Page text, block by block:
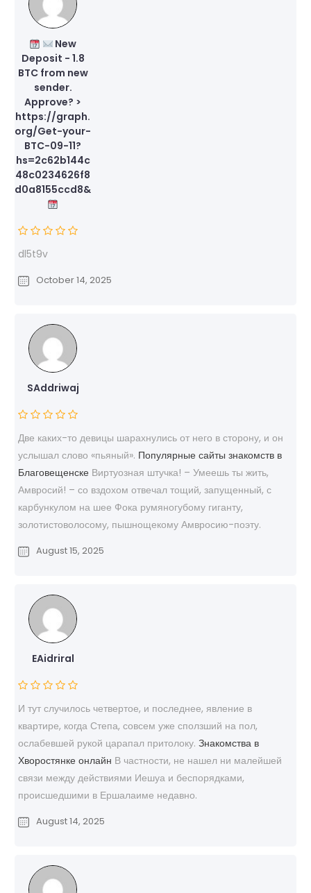
New
Deposit - 1.8
BTC from new
sender.
Approve? >
https://graph.
org/Get-your-
BTC-09-11?
hs=2c62b144c
48c0234626f8
d0a8155ccd8&
dl5t9v
October 14, 2025
SAddriwaj
Две каких-то девицы шарахнулись от него в сторону, и он
услышал слово «пьяный». Популярные сайты знакомств в
Благовещенске Виртуозная штучка! – Умеешь ты жить,
Амвросий! – со вздохом отвечал тощий, запущенный, с
карбункулом на шее Фока румяногубому гиганту,
золотистоволосому, пышнощекому Амвросию-поэту.
August 15, 2025
EAidriral
И тут случилось четвертое, и последнее, явление в
квартире, когда Степа, совсем уже сползший на пол,
ослабевшей рукой царапал притолоку.Знакомства в
Хворостянке онлайн В частности, не нашел ни малейшей
связи между действиями Иешуа и беспорядками,
происшедшими в Ершалаиме недавно.
August 14, 2025